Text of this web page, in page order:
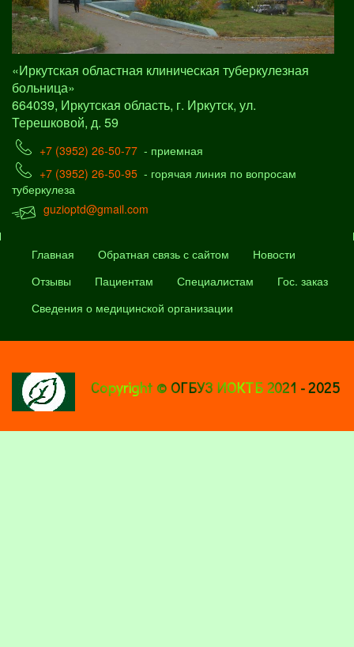
«Иркутская областная клиническая туберкулезная
больница»
664039, Иркутская область, г. Иркутск, ул.
Терешковой, д. 59
+7 (3952) 26-50-77 - приемная
+7 (3952) 26-50-95 - горячая линия по вопросам
туберкулеза
guzioptd@gmail.com
Главная Обратная связь с сайтом
Новости
Отзывы
Пациентам Специалистам
Гос. заказ
Сведения о медицинской организации
Copyright © ОГБУЗ ИОКТБ 2021 - 2025